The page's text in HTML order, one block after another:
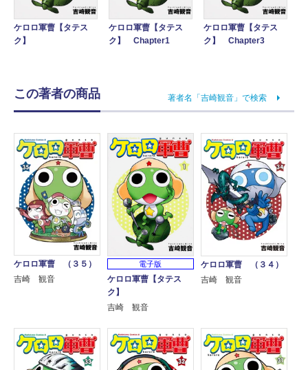
ケロロ軍曹【タテス
ク】
ケロロ軍曹【タテス
ク】 Chapter1
ケロロ軍曹【タテス
ク】 Chapter3
この著者の商品 著者名「吉崎観音」で検索
ケロロ軍曹 （３５）
吉崎 観音
電子版
ケロロ軍曹【タテス
ク】
吉崎 観音
ケロロ軍曹 （３４）
吉崎 観音